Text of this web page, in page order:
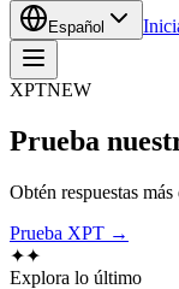
Español
XPTNEW
Prueba
Obtén respuestas
Prueba XPT →
✦✦
Explora lo último